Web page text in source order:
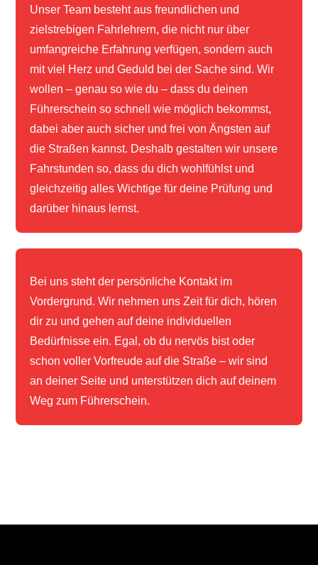
Unser Team besteht aus freundlichen und
zielstrebigen Fahrlehrern, die nicht nur über
umfangreiche Erfahrung verfügen, sondern auch
mit viel Herz und Geduld bei der Sache sind. Wir
wollen – genau so wie du – dass du deinen
Führerschein so schnell wie möglich bekommst,
dabei aber auch sicher und frei von Ängsten auf
die Straßen kannst. Deshalb gestalten wir unsere
Fahrstunden so, dass du dich wohlfühlst und
gleichzeitig alles Wichtige für deine Prüfung und
darüber hinaus lernst.
Bei uns steht der persönliche Kontakt im
Vordergrund. Wir nehmen uns Zeit für dich, hören
dir zu und gehen auf deine individuellen
Bedürfnisse ein. Egal, ob du nervös bist oder
schon voller Vorfreude auf die Straße – wir sind
an deiner Seite und unterstützen dich auf deinem
Weg zum Führerschein.